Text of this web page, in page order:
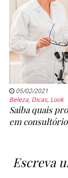
05/02/2021
Beleza, Dicas, Look
Saiba quais
em
Escreva